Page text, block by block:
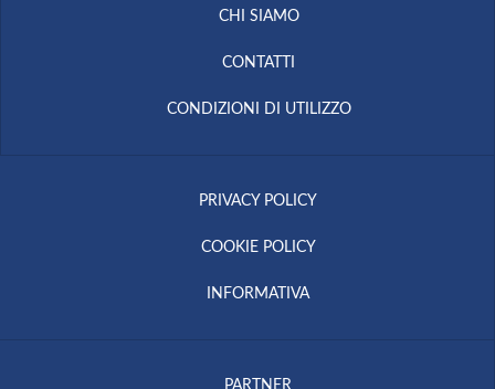
CHI SIAMO
CONTATTI
CONDIZIONI DI UTILIZZO
PRIVACY POLICY
COOKIE POLICY
INFORMATIVA
PARTNER